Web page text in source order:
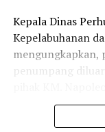
Kepala Dinas
Kepelabuhanan
mengungkapkan,
penumpang
” Nyatanya